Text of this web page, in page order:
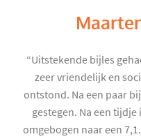
“Uitstekende bijles
zeer vriendelijk en
ontstond. Na een paar
gestegen. Na een
omgebogen naar een